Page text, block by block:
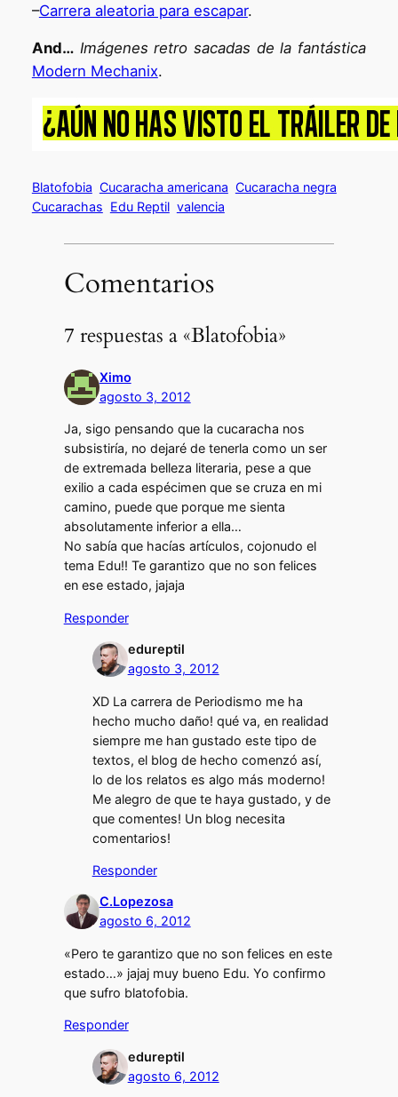
–Carrera aleatoria para escapar.
And… Imágenes retro sacadas de la fantástica
Modern Mechanix.
Blatofobia Cucaracha americana Cucaracha negra
Cucarachas Edu Reptil valencia
Comentarios
7 respuestas a «Blatofobia»
Ximo
agosto 3, 2012
Ja, sigo pensando que la cucaracha nos
subsistiría, no dejaré de tenerla como un ser
de extremada belleza literaria, pese a que
exilio a cada espécimen que se cruza en mi
camino, puede que porque me sienta
absolutamente inferior a ella…
No sabía que hacías artículos, cojonudo el
tema Edu!! Te garantizo que no son felices
en ese estado, jajaja
Responder
edureptil
agosto 3, 2012
XD La carrera de Periodismo me ha
hecho mucho daño! qué va, en realidad
siempre me han gustado este tipo de
textos, el blog de hecho comenzó así,
lo de los relatos es algo más moderno!
Me alegro de que te haya gustado, y de
que comentes! Un blog necesita
comentarios!
Responder
C.Lopezosa
agosto 6, 2012
«Pero te garantizo que no son felices en este
estado…» jajaj muy bueno Edu. Yo confirmo
que sufro blatofobia.
Responder
edureptil
agosto 6, 2012